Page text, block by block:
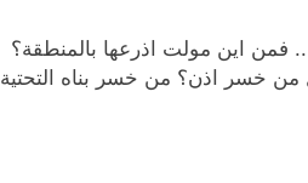
فمن اين مولت اذرعها بالمنطقة؟
من خسر اذن؟ من خسر بناه التحتية